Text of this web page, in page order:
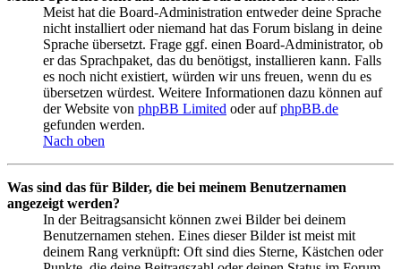
Meist hat die Board-Administration entweder deine Sprache
nicht installiert oder niemand hat das Forum bislang in deine
Sprache übersetzt. Frage ggf. einen Board-Administrator, ob
er das Sprachpaket, das du benötigst, installieren kann. Falls
es noch nicht existiert, würden wir uns freuen, wenn du es
übersetzen würdest. Weitere Informationen dazu können auf
der Website von phpBB Limited oder aufphpBB.de
gefunden werden.
Nach oben
Was sind das für Bilder, die bei meinem Benutzernamen
angezeigt werden?
In der Beitragsansicht können zwei Bilder bei deinem
Benutzernamen stehen. Eines dieser Bilder ist meist mit
deinem Rang verknüpft: Oft sind dies Sterne, Kästchen oder